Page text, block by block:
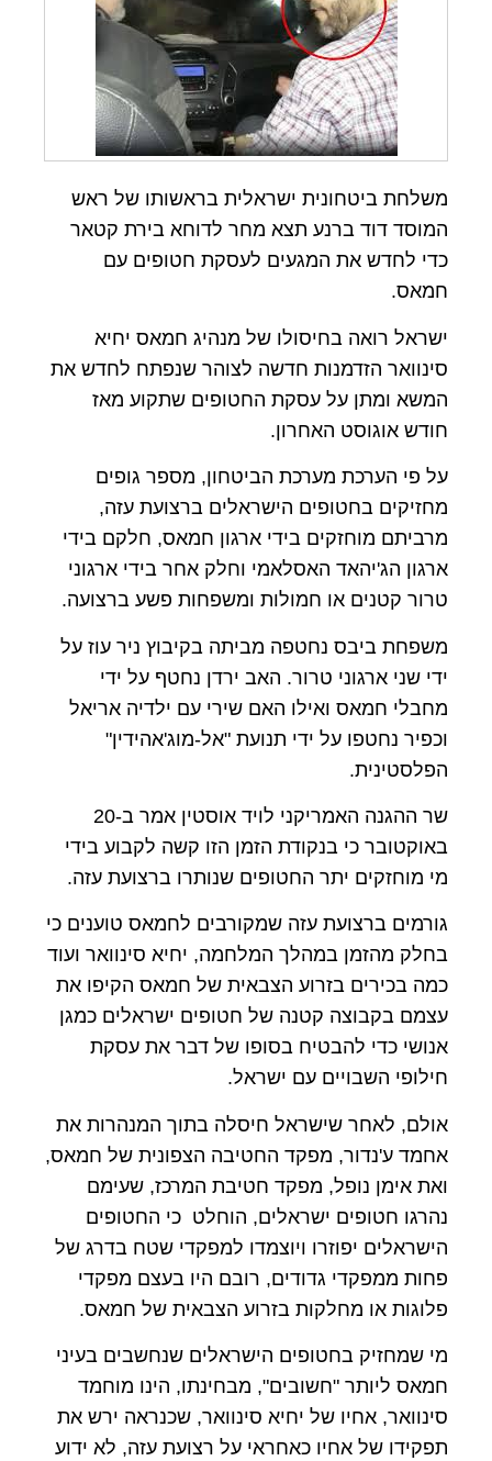
משלחת ביטחונית ישראלית בראשותו של ראש
המוסד דוד ברנע תצא מחר לדוחא בירת קטאר
כדי לחדש את המגעים לעסקת חטופים עם
חמאס.
ישראל רואה בחיסולו של מנהיג חמאס יחיא
סינוואר הזדמנות חדשה לצוהר שנפתח לחדש את
המשא ומתן על עסקת החטופים שתקוע מאז
חודש אוגוסט האחרון.
על פי הערכת מערכת הביטחון, מספר גופים
מחזיקים בחטופים הישראלים ברצועת עזה,
מרביתם מוחזקים בידי ארגון חמאס, חלקם בידי
ארגון הג'יהאד האסלאמי וחלק אחר בידי ארגוני
טרור קטנים או חמולות ומשפחות פשע ברצועה.
משפחת ביבס נחטפה מביתה בקיבוץ ניר עוז על
ידי שני ארגוני טרור. האב ירדן נחטף על ידי
מחבלי חמאס ואילו האם שירי עם ילדיה אריאל
וכפיר נחטפו על ידי תנועת "אל-מוג'אהידין"
הפלסטינית.
שר ההגנה האמריקני לויד אוסטין אמר ב-20
באוקטובר כי בנקודת הזמן הזו קשה לקבוע בידי
מי מוחזקים יתר החטופים שנותרו ברצועת עזה.
גורמים ברצועת עזה שמקורבים לחמאס טוענים כי
בחלק מהזמן במהלך המלחמה, יחיא סינוואר ועוד
כמה בכירים בזרוע הצבאית של חמאס הקיפו את
עצמם בקבוצה קטנה של חטופים ישראלים כמגן
אנושי כדי להבטיח בסופו של דבר את עסקת
חילופי השבויים עם ישראל.
אולם, לאחר שישראל חיסלה בתוך המנהרות את
אחמד ע'נדור, מפקד החטיבה הצפונית של חמאס,
ואת אימן נופל, מפקד חטיבת המרכז, שעימם
נהרגו חטופים ישראלים, הוחלט כי החטופים
הישראלים יפוזרו ויוצמדו למפקדי שטח בדרג של
פחות ממפקדי גדודים, רובם היו בעצם מפקדי
פלוגות או מחלקות בזרוע הצבאית של חמאס.
מי שמחזיק בחטופים הישראלים שנחשבים בעיני
חמאס ליותר "חשובים", מבחינתו, הינו מוחמד
סינוואר, אחיו של יחיא סינוואר, שכנראה ירש את
תפקידו של אחיו כאחראי על רצועת עזה, לא ידוע